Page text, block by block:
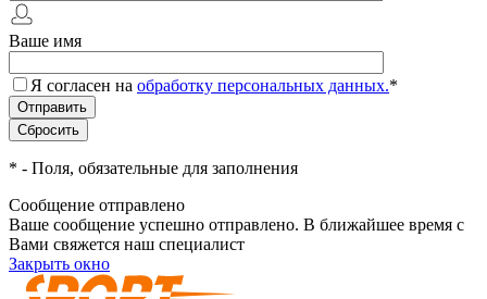
Ваше имя
Я согласен на обработку персональных данных.*
* - Поля, обязательные для заполнения
Сообщение отправлено
Ваше сообщение успешно отправлено. В ближайшее время с
Вами свяжется наш специалист
Закрыть окно